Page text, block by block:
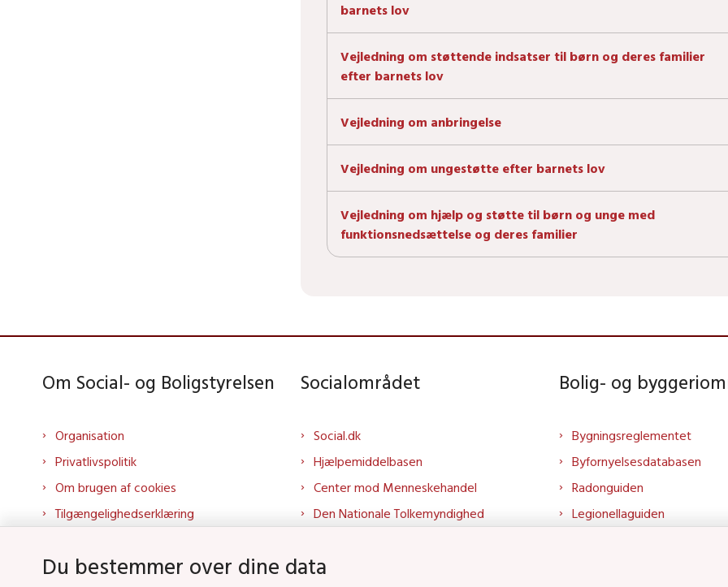
barnets lov
Vejledning om støttende indsatser til børn og deres familier
efter barnets lov
Vejledning om anbringelse
Vejledning om ungestøtte efter barnets lov
Vejledning om hjælp og støtte til børn og unge med
funktionsnedsættelse og deres familier
Om Social- og Boligstyrelsen
Organisation
Privatlivspolitik
Om brugen af cookies
Tilgængelighedserklæring
Kontakt os
Socialområdet
Social.dk
Hjælpemiddelbasen
Center mod Menneskehandel
Den Nationale Tolkemyndighed
Tolkeportalen
Bolig- og
Bygningsreglementet
Byfornyelsesdatabasen
Radonguiden
Legionellaguiden
Du bestemmer over dine data